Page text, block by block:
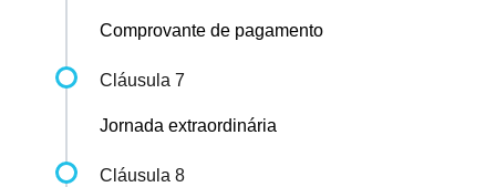
Comprovante de pagamento
Cláusula 7
Jornada extraordinária
Cláusula 8